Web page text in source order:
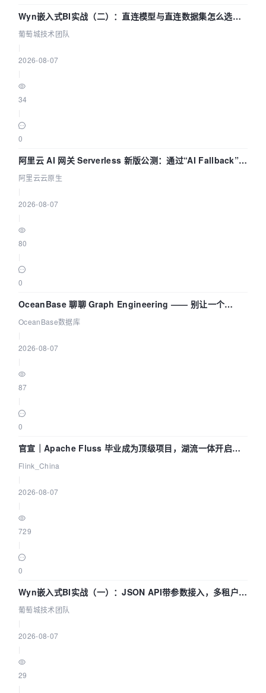
Wyn嵌入式BI实战（二）：直连模型与直连数据集怎么选，
参数为什么不生效？| 葡萄城技术团队
葡萄城技术团队
2026-08-07
34
0
阿里云 AI 网关 Serverless 新版公测：通过“AI Fallback”与
拓扑可视化构建 AI 流量治理底座
阿里云云原生
2026-08-07
80
0
OceanBase 聊聊 Graph Engineering —— 别让一个
Agent 既当运动员又
OceanBase数据库
2026-08-07
87
0
官宣｜Apache Fluss 毕业成为顶级项目，湖流一体开启
Agentic Lake 全面实时化时代
Flink_China
2026-08-07
729
0
Wyn嵌入式BI实战（一）：JSON API带参数接入，多租户数
据源配置指南 | 葡萄城技术团队
葡萄城技术团队
2026-08-07
29